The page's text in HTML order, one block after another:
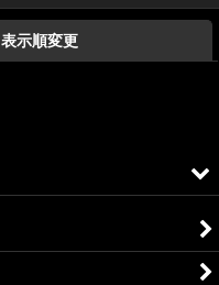
表示順変更